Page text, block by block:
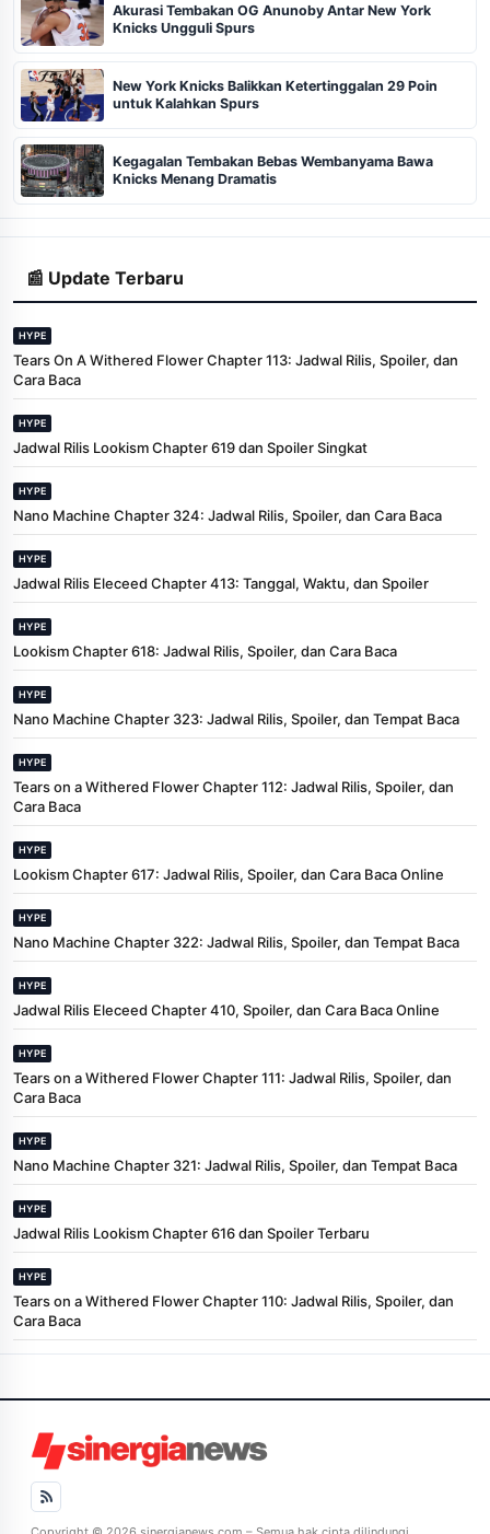
Akurasi Tembakan OG Anunoby Antar New York
Knicks Ungguli Spurs
New York Knicks Balikkan Ketertinggalan 29 Poin
untuk Kalahkan Spurs
Kegagalan Tembakan Bebas Wembanyama Bawa
Knicks Menang Dramatis
📰 Update Terbaru
HYPE
Tears On A Withered Flower Chapter 113: Jadwal Rilis, Spoiler, dan
Cara Baca
HYPE
Jadwal Rilis Lookism Chapter 619 dan Spoiler Singkat
HYPE
Nano Machine Chapter 324: Jadwal Rilis, Spoiler, dan Cara Baca
HYPE
Jadwal Rilis Eleceed Chapter 413: Tanggal, Waktu, dan Spoiler
HYPE
Lookism Chapter 618: Jadwal Rilis, Spoiler, dan Cara Baca
HYPE
Nano Machine Chapter 323: Jadwal Rilis, Spoiler, dan Tempat Baca
HYPE
Tears on a Withered Flower Chapter 112: Jadwal Rilis, Spoiler, dan
Cara Baca
HYPE
Lookism Chapter 617: Jadwal Rilis, Spoiler, dan Cara Baca Online
HYPE
Nano Machine Chapter 322: Jadwal Rilis, Spoiler, dan Tempat Baca
HYPE
Jadwal Rilis Eleceed Chapter 410, Spoiler, dan Cara Baca Online
HYPE
Tears on a Withered Flower Chapter 111: Jadwal Rilis, Spoiler, dan
Cara Baca
HYPE
Nano Machine Chapter 321: Jadwal Rilis, Spoiler, dan Tempat Baca
HYPE
Jadwal Rilis Lookism Chapter 616 dan Spoiler Terbaru
HYPE
Tears on a Withered Flower Chapter 110: Jadwal Rilis, Spoiler, dan
Cara Baca